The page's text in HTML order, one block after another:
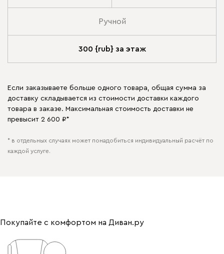
Ручной
300 {rub} за этаж
Если заказываете больше одного товара, общая сумма за
доставку складывается из стоимости доставки каждого
товара в заказе. Максимальная стоимость доставки не
превысит 2 600 ₽*
* в отдельных случаях может понадобиться индивидуальный расчёт по
каждой услуге.
Покупайте с комфортом на Диван.ру